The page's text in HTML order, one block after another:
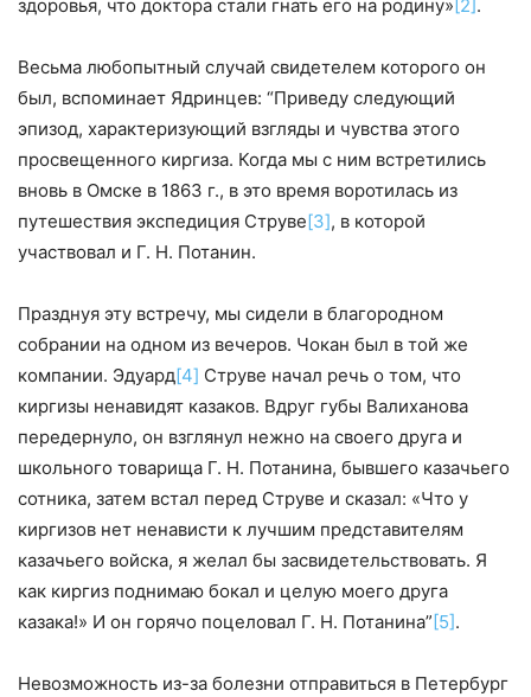
здоровья, что доктора стали гнать его на родину» [2].
Весьма любопытный случай свидетелем которого он
был, вспоминает Ядринцев: “Приведу следующий
эпизод, характеризующий взгляды и чувства этого
просвещенного киргиза. Когда мы с ним встретились
вновь в Омске в 1863 г., в это время воротилась из
путешествия экспедиция Струве[3], в которой
участвовал и Г. Н. Потанин.
Празднуя эту встречу, мы сидели в благородном
собрании на одном из вечеров. Чокан был в той же
компании. Эдуард[4] Струве начал речь о том, что
киргизы ненавидят казаков. Вдруг губы Валиханова
передернуло, он взглянул нежно на своего друга и
школьного товарища Г. Н. Потанина, бывшего казачьего
сотника, затем встал перед Струве и сказал: «Что у
киргизов нет ненависти к лучшим представителям
казачьего войска, я желал бы засвидетельствовать. Я
как киргиз поднимаю бокал и целую моего друга
казака!» И он горячо поцеловал Г. Н. Потанина” [5].
Невозможность из-за болезни отправиться в Петербург